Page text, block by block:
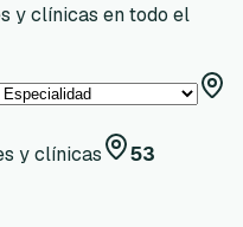
y clínicas en todo el
y clínicas
53